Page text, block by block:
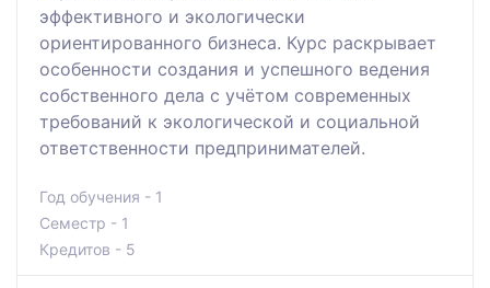
эффективного и экологически
ориентированного бизнеса. Курс раскрывает
особенности создания и успешного ведения
собственного дела с учётом современных
требований к экологической и социальной
ответственности предпринимателей.
Год обучения - 1
Семестр - 1
Кредитов - 5